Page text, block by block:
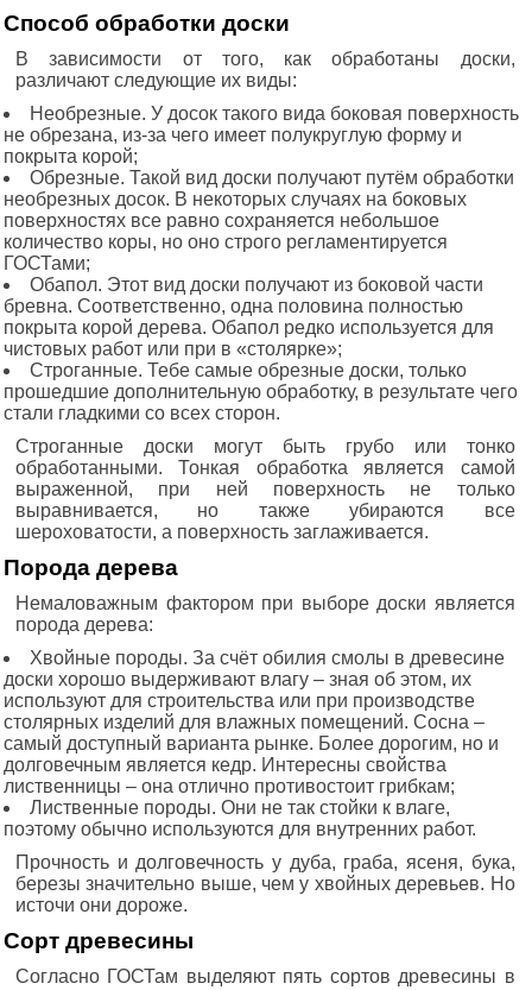
Способ обработки доски
В зависимости от того, как обработаны доски,
различают следующие их виды:
Необрезные. У досок такого вида боковая поверхность
не обрезана, из-за чего имеет полукруглую форму и
покрыта корой;
Обрезные. Такой вид доски получают путём обработки
необрезных досок. В некоторых случаях на боковых
поверхностях все равно сохраняется небольшое
количество коры, но оно строго регламентируется
ГОСТами;
Обапол. Этот вид доски получают из боковой части
бревна. Соответственно, одна половина полностью
покрыта корой дерева. Обапол редко используется для
чистовых работ или при в «столярке»;
Строганные. Тебе самые обрезные доски, только
прошедшие дополнительную обработку, в результате чего
стали гладкими со всех сторон.
Строганные доски могут быть грубо или тонко
обработанными. Тонкая обработка является самой
выраженной, при ней поверхность не только
выравнивается, но также убираются все
шероховатости, а поверхность заглаживается.
Порода дерева
Немаловажным фактором при выборе доски является
порода дерева:
Хвойные породы. За счёт обилия смолы в древесине
доски хорошо выдерживают влагу – зная об этом, их
используют для строительства или при производстве
столярных изделий для влажных помещений. Сосна –
самый доступный варианта рынке. Более дорогим, но и
долговечным является кедр. Интересны свойства
лиственницы – она отлично противостоит грибкам;
Лиственные породы. Они не так стойки к влаге,
поэтому обычно используются для внутренних работ.
Прочность и долговечность у дуба, граба, ясеня, бука,
березы значительно выше, чем у хвойных деревьев. Но
источи они дороже.
Сорт древесины
Согласно ГОСТам выделяют пять сортов древесины в